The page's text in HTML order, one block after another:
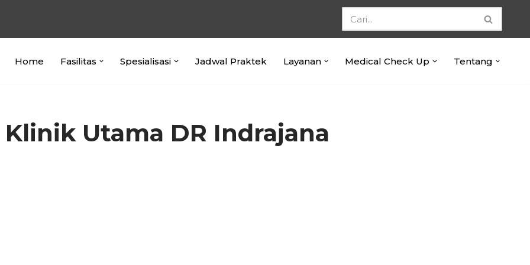
Home Fasilitas Spesialisasi Jadwal Praktek Layanan Medical Check Up Tentang
Utama DR Indrajana